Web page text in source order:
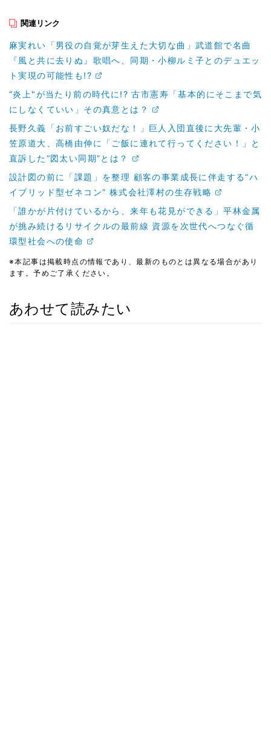
関連リンク
麻実れい「男役の自覚が芽生えた大切な曲」武道館で名曲
『風と共に去りぬ』歌唱へ、同期・小柳ルミ子とのデュエッ
ト実現の可能性も!?
“炎上"が当たり前の時代に!? 古市憲寿「基本的にそこまで気
にしなくていい」その真意とは？
長野久義「お前すごい奴だな！」巨人入団直後に大先輩・小
笠原道大、高橋由伸に「ご飯に連れて行ってください！」と
直訴した“図太い同期”とは？
設計図の前に「課題」を整理 顧客の事業成長に伴走する“ハ
イブリッド型ゼネコン” 株式会社澤村の生存戦略
「誰かが片付けているから、来年も花見ができる」平林金属
が挑み続けるリサイクルの最前線 資源を次世代へつなぐ循
環型社会への使命
※本記事は掲載時点の情報であり、最新のものとは異なる場合があり
ます。予めご了承ください。
あわせて読みたい